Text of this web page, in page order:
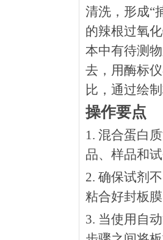
清洗，形成“
的辣根过氧
本中有待测
去，用酶标
比，通过绘
操作要点
1. 混合蛋白
品、样品和
2. 确保试剂
粘合好封板
3. 当使用自